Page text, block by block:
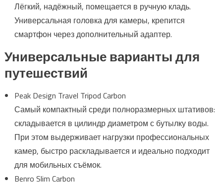
Лёгкий, надёжный, помещается в ручную кладь.
Универсальная головка для камеры, крепится
смартфон через дополнительный адаптер.
Универсальные варианты для
путешествий
Peak Design Travel Tripod Carbon
Самый компактный среди полноразмерных штативов:
складывается в цилиндр диаметром с бутылку воды.
При этом выдерживает нагрузки профессиональных
камер, быстро раскладывается и идеально подходит
для мобильных съёмок.
Benro Slim Carbon